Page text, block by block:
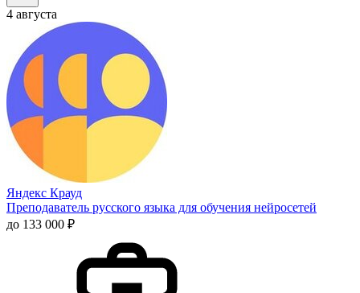
4 августа
Яндекс Крауд
Преподаватель русского языка для обучения нейросетей
до 133 000 ₽